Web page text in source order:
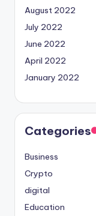
August 2022
July 2022
June 2022
April 2022
January 2022
Categories
Business
Crypto
digital
Education